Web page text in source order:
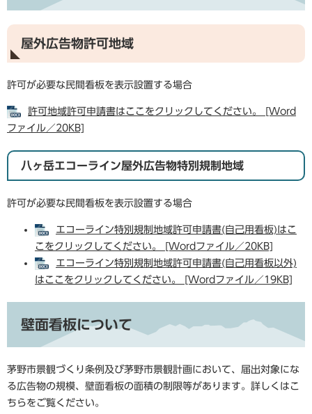
屋外広告物許可地域
許可が必要な民間看板を表示設置する場合
許可地域許可申請書はここをクリックしてください。 [Word
ファイル／20KB]
八ヶ岳エコーライン屋外広告物特別規制地域
許可が必要な民間看板を表示設置する場合
エコーライン特別規制地域許可申請書(自己用看板)はこ
こをクリックしてください。 [Wordファイル／20KB]
エコーライン特別規制地域許可申請書(自己用看板以外)
はここをクリックしてください。 [Wordファイル／19KB]
壁面看板について
茅野市景観づくり条例及び茅野市景観計画において、届出対象にな
る広告物の規模、壁面看板の面積の制限等があります。詳しくはこ
ちらをご覧ください。